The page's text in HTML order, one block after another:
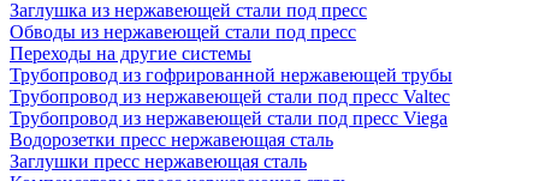
Заглушка из нержавеющей стали под пресс
Обводы из нержавеющей стали под пресс
Переходы на другие системы
Трубопровод из гофрированной нержавеющей трубы
Трубопровод из нержавеющей стали под пресс Valtec
Трубопровод из нержавеющей стали под пресс Viega
Водорозетки пресс нержавеющая сталь
Заглушки пресс нержавеющая сталь